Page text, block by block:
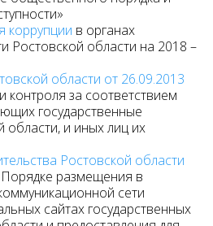
коррупции в органах
Ростовской области на 2018 –
области от 26.09.2013
за соответствием
государственные
области, и иных лиц их
Ростовской области
размещения в
сети
сайтах государственных